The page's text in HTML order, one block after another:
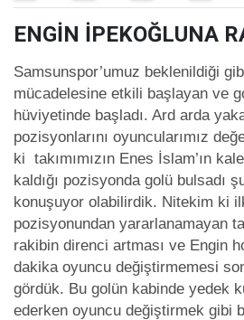
ENGİN İPEKOĞLUNA
Samsunspor’umuz beklenildiği
mücadelesine etkili başlayan ve
hüviyetinde başladı. Ard arda
pozisyonlarını oyuncularımız
ki takımımızın Enes İslam’ın
kaldığı pozisyonda golü bulsadı
konuşuyor olabilirdik. Nitekim ki
pozisyonundan yararlanamayan
rakibin direnci artması ve Engin
dakika oyuncu değiştirmemesi
gördük. Bu golün kabinde yedek
ederken oyuncu değiştirmek gibi